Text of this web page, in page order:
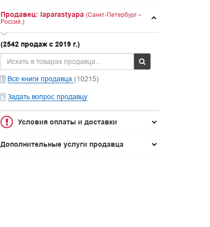
Продавец: laparastyapa (Санкт-Петербург –
Россия.)
(2542 продаж с 2019 г.)
Все книги продавца (10215)
Задать вопрос продавцу
Условия оплаты и доставки
Дополнительные услуги продавца